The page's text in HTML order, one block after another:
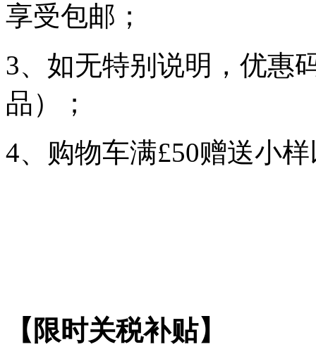
享受包邮；
3、如无特别说明，优惠
品）；
4、购物车满£50赠送小
【限时关税补贴】